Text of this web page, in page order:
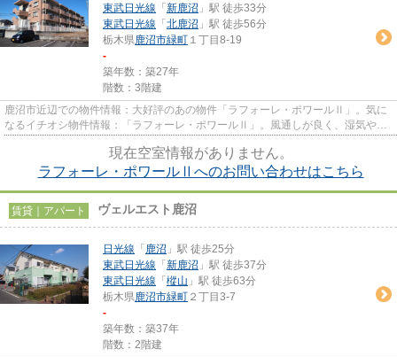
東武日光線 「 新鹿沼 」駅 徒歩33分
東武日光線 「 北鹿沼 」駅 徒歩56分
栃木県鹿沼市緑町 １丁目8-19
-
築年数：築27年
階数：3階建
鹿沼市近辺での物件情報：大好評のあの物件「ラフォーレ・ポワールⅡ」。気に
なるイチオシ物件情報：「ラフォーレ・ポワールⅡ」。風通しが良く、湿気やカ
現在空室情報がありません。
ラフォーレ・ポワールⅡへのお問い合わせはこちら
賃貸｜アパート ヴェルエスト鹿沼
日光線 「 鹿沼 」駅 徒歩25分
東武日光線 「 新鹿沼 」駅 徒歩37分
東武日光線 「 樅山 」駅 徒歩63分
栃木県鹿沼市緑町 ２丁目3-7
-
築年数：築37年
階数：2階建